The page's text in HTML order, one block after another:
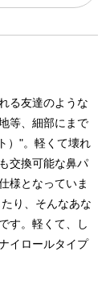
る友達のような
等、細部にまで
）"。軽くて壊れ
交換可能な鼻パ
様となっていま
り、そんなあな
す。軽くて、し
イロールタイプ